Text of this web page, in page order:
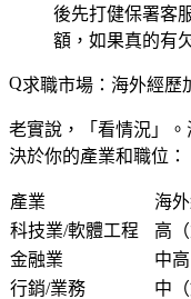
後先打健保署客
額，如果真的有
求職市場：海外經歷
老實說，「看情況」
決於你的產業和職位：
產業
海
科技業/軟體工程
高
金融業
中
行銷/業務
中